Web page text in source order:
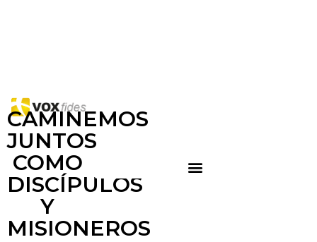
CAMINEMOS
JUNTOS
COMO
DISCÍPULOS
Y
MISIONEROS